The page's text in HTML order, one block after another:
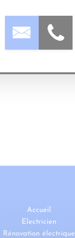
Accueil
Electricien
Rénovation électrique